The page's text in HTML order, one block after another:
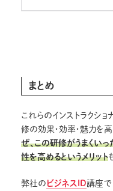
まとめ
これらのインストラクシ
修の効果・効率・魅力を
ぜ、この研修がうまくい
性を高めるというメリット
弊社の ビジネスID講座で